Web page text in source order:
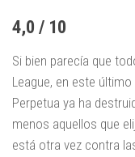
4,0 / 10
Si bien parecía que
League, en este
Perpetua ya ha
menos aquellos que
está otra vez contra